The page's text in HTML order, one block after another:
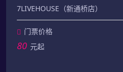
7LIVEHOUSE（新通桥店）
门票价格
80 元起